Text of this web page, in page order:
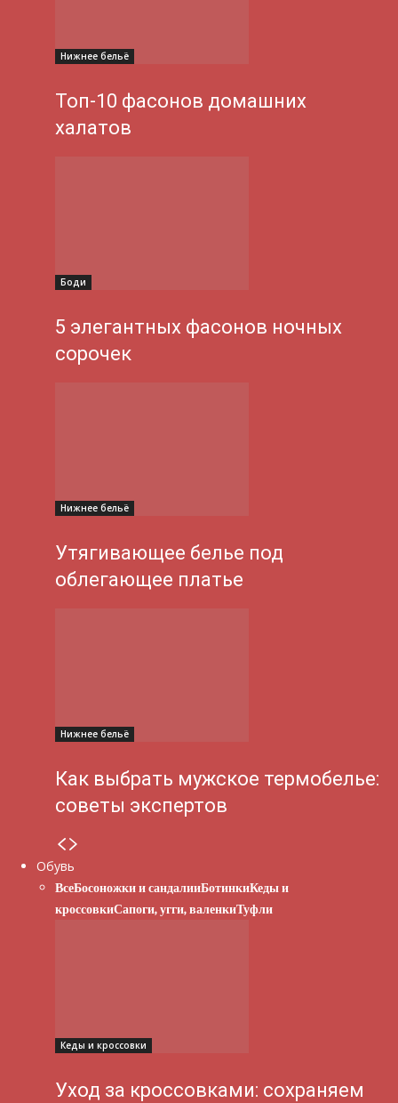
Нижнее бельё
Топ-10 фасонов домашних
халатов
Боди
5 элегантных фасонов ночных
сорочек
Нижнее бельё
Утягивающее белье под
облегающее платье
Нижнее бельё
Как выбрать мужское термобелье:
советы экспертов
Обувь
ВсеБосоножки и сандалииБотинкиКеды и
кроссовкиСапоги, угги, валенкиТуфли
Кеды и кроссовки
Уход за кроссовками: сохраняем